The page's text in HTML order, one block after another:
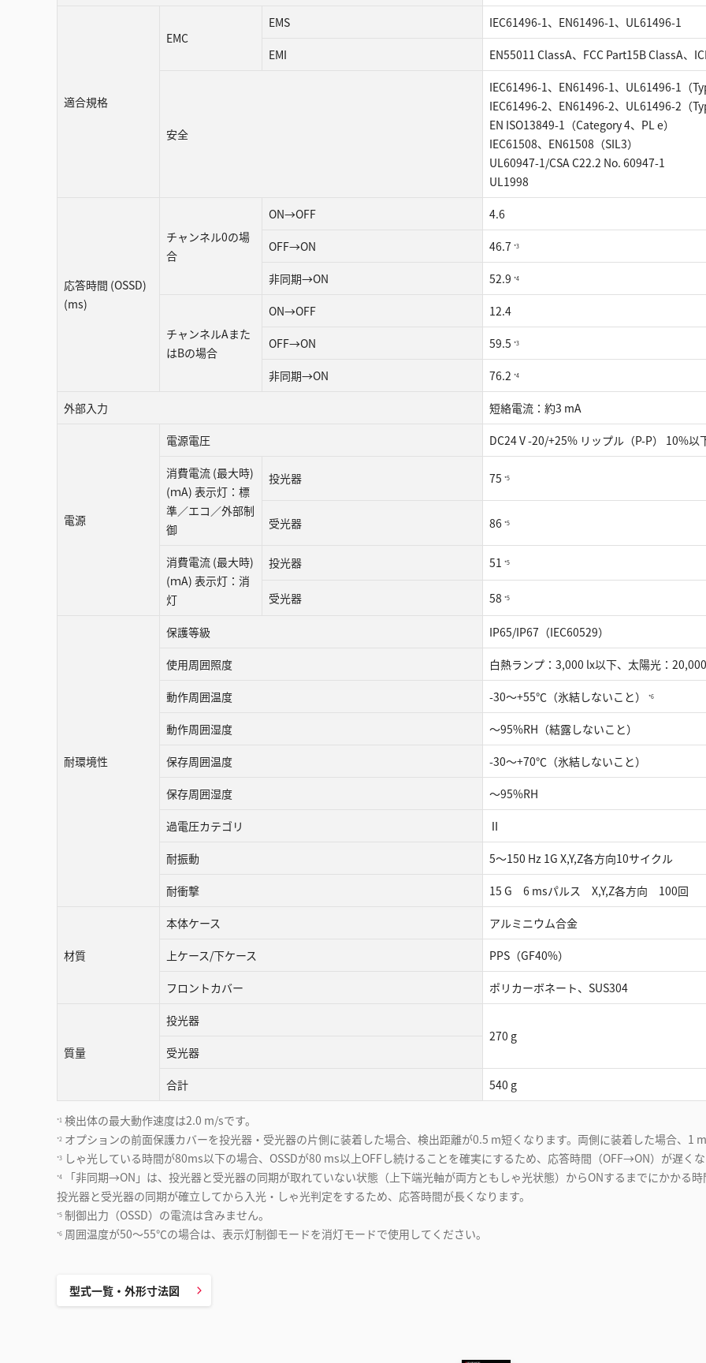
適合規格
EMC
EMS IEC61496-1、EN61496-1、UL61496-1
EMI EN55011 ClassA、FCC Part15B ClassA、
安全
IEC61496-1、EN61496-1、UL61496-1（
IEC61496-2、EN61496-2、UL61496-2（
EN ISO13849-1（Category 4、PL e）
IEC61508、EN61508（SIL3）
UL60947-1/CSA C22.2 No. 60947-1
UL1998
応答時間 (OSSD)
(ms)
チャンネル0の場
合
ON→OFF 4.6
OFF→ON 46.7 *3
非同期→ON 52.9 *4
チャンネルAまた
はBの場合
ON→OFF 12.4
OFF→ON 59.5 *3
非同期→ON 76.2 *4
外部入力 短絡電流：約3 mA
電源
電源電圧 DC24 V -20/+25% リップル（P-P） 10%以
消費電流 (最大時)
(ｍA) 表示灯：標
準／エコ／外部制
御
投光器 75 *5
受光器 86 *5
消費電流 (最大時)
(ｍA) 表示灯：消
灯
投光器 51 *5
受光器 58 *5
耐環境性
保護等級 IP65/IP67（IEC60529）
使用周囲照度 ⽩熱ランプ：3,000 lx以下、太陽光：
動作周囲温度 -30〜+55℃（氷結しないこと） *6
動作周囲湿度 〜95%RH（結露しないこと）
保存周囲温度 -30〜+70℃（氷結しないこと）
保存周囲湿度 〜95%RH
過電圧カテゴリ Ⅱ
耐振動 5〜150 Hz 1G X,Y,Z各⽅向10サイクル
耐衝撃 15 G 6 msパルス X,Y,Z各⽅向 100回
材質
本体ケース アルミニウム合金
上ケース/下ケース PPS（GF40%）
フロントカバー ポリカーボネート、SUS304
質量
投光器
270 g
受光器
合計 540 g
*1 検出体の最大動作速度は2.0 m/sです。
*2 オプションの前⾯保護カバーを投光器・受光器の⽚側に装着した場合、検出距離が0.5 m短くなります。両側に装着した場合、1
*3 しゃ光している時間が80ms以下の場合、OSSDが80 ms以上OFFし続けることを確実にするため、応答時間（OFF→ON）が遅く
*4
「非同期→ON」は、投光器と受光器の同期が取れていない状態（上下端光軸が両方ともしゃ光状態）からONするまでにかかる時
投光器と受光器の同期が確立してから入光・しゃ光判定をするため、応答時間が長くなります。
*5 制御出力（OSSD）の電流は含みません。
*6 周囲温度が50〜55℃の場合は、表示灯制御モードを消灯モードで使⽤してください。
型式一覧・外形寸法図